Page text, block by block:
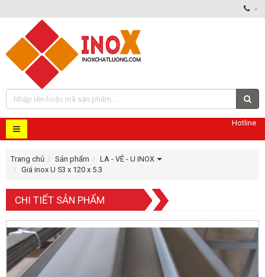
-
Hotline
Trang chủ Sản phẩm
LA - VÊ - U INOX
Giá inox U 53 x 120 x 5.3
CHI TIẾT SẢN PHẨM